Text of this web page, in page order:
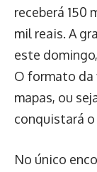
receberá 150
mil reais. A
este
O formato da
mapas, ou
conquistará
No único